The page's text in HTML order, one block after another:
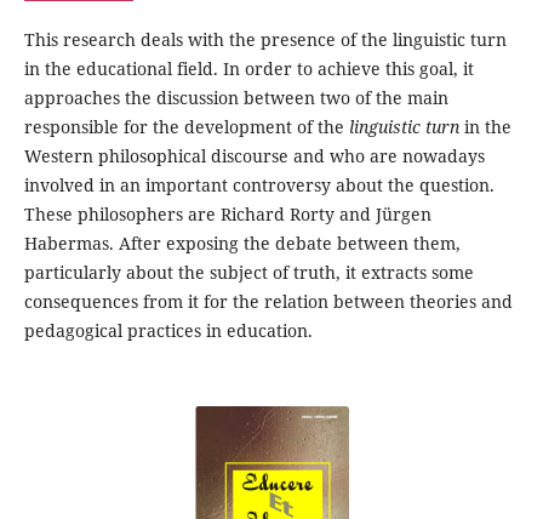
This research deals with the presence of the linguistic turn
in the educational field. In order to achieve this goal, it
approaches the discussion between two of the main
responsible for the development of the linguistic turnin the
Western philosophical discourse and who are nowadays
involved in an important controversy about the question.
These philosophers are Richard Rorty and Jürgen
Habermas. After exposing the debate between them,
particularly about the subject of truth, it extracts some
consequences from it for the relation between theories and
pedagogical practices in education.